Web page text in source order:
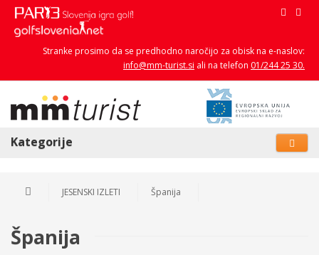
Stranke prosimo da se predhodno naročijo za obisk na e-naslov:
info@mm-turist.si ali na telefon 01/244 25 30.
Kategorije
JESENSKI IZLETI Španija
Španija